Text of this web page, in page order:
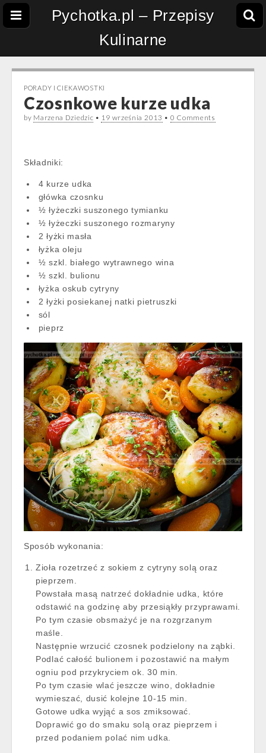
Pychotka.pl – Przepisy
Kulinarne
PORADY I CIEKAWOSTKI
Czosnkowe kurze udka
by Marzena Dziedzic • 19 września 2013 • 0 Comments
Składniki:
4 kurze udka
główka czosnku
½ łyżeczki suszonego tymianku
½ łyżeczki suszonego rozmaryny
2 łyżki masła
łyżka oleju
½ szkl. białego wytrawnego wina
½ szkl. bulionu
łyżka oskub cytryny
2 łyżki posiekanej natki pietruszki
sól
pieprz
Sposób wykonania:
Zioła rozetrzeć z sokiem z cytryny solą oraz
pieprzem.
Powstała masą natrzeć dokładnie udka, które
odstawić na godzinę aby przesiąkły przyprawami.
Po tym czasie obsmażyć je na rozgrzanym
maśle.
Następnie wrzucić czosnek podzielony na ząbki.
Podlać całość bulionem i pozostawić na małym
ogniu pod przykryciem ok. 30 min.
Po tym czasie wlać jeszcze wino, dokładnie
wymieszać, dusić kolejne 10-15 min.
Gotowe udka wyjąć a sos zmiksować.
Doprawić go do smaku solą oraz pieprzem i
przed podaniem polać nim udka.